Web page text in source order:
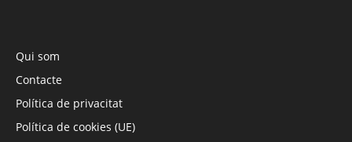
Qui som
Contacte
Política de privacitat
Política de cookies (UE)